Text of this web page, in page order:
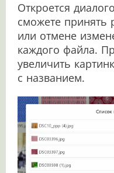
Откроется
сможете принять
или отмене
каждого файла.
увеличить
с названием.